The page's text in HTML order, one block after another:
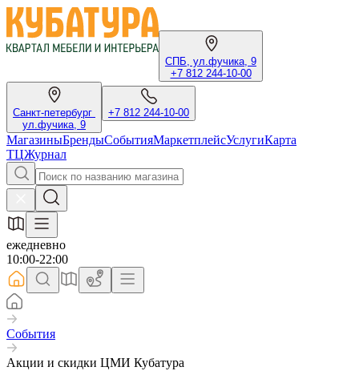
СПБ, ул.фучика, 9
+7 812 244-10-00
Санкт-петербург
ул.фучика, 9
+7 812 244-10-00
МагазиныБрендыСобытияМаркетплейсУслугиКарта
ТЦЖурнал
ежедневно
10:00-22:00
События
Акции и скидки ЦМИ Кубатура